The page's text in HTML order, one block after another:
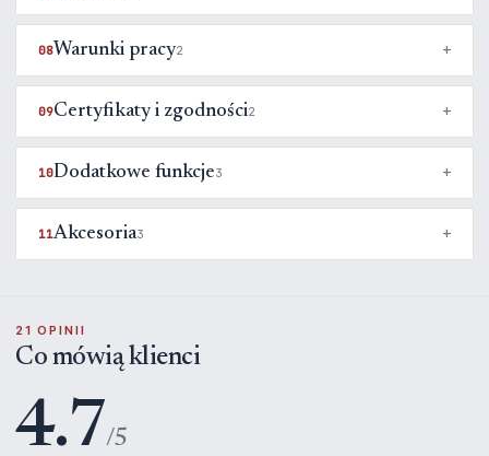
08Warunki pracy2
09Certyfikaty i zgodności2
10Dodatkowe funkcje3
11Akcesoria3
21 OPINII
Co mówią klienci
4.7/5